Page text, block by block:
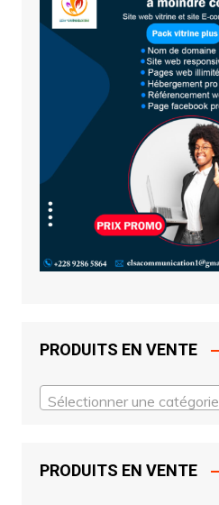
PRODUITS EN VENTE
Sélectionner une catégorie
PRODUITS EN VENTE